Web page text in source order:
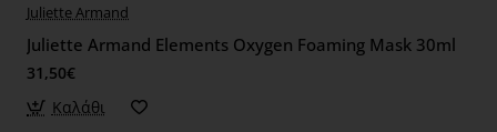
Juliette Armand
Juliette Armand Elements Oxygen Foaming Mask 30ml
31,50€
Καλάθι